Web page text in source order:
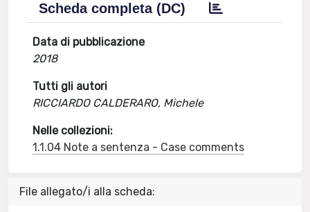
Scheda completa (DC)
Data di pubblicazione
2018
Tutti gli autori
RICCIARDO CALDERARO, Michele
Nelle collezioni:
1.1.04 Note a sentenza - Case comments
File allegato/i alla scheda: